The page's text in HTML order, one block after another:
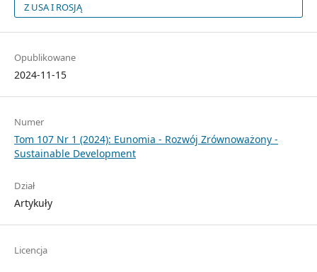
Z USA I ROSJĄ
Opublikowane
2024-11-15
Numer
Tom 107 Nr 1 (2024): Eunomia - Rozwój Zrównoważony -
Sustainable Development
Dział
Artykuły
Licencja